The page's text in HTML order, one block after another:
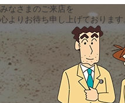
みなさまのご来店を
心よりお待ち申し上げております